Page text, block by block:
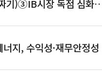
기)③IB시장 독점 심화
너지, 수익성·재무안정